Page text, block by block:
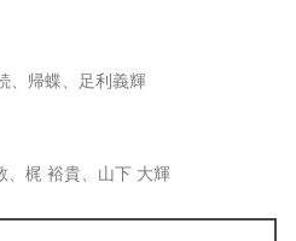
、帰蝶、足利義輝
、梶 裕貴、山下 大輝